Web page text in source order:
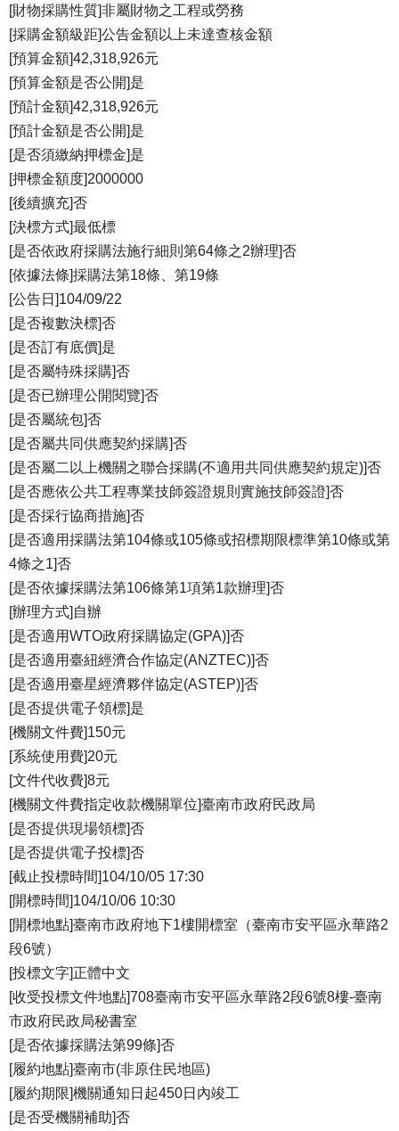
[財物採購性質]非屬財物之工程或勞務
[採購金額級距]公告金額以上未達查核金額
[預算金額]42,318,926元
[預算金額是否公開]是
[預計金額]42,318,926元
[預計金額是否公開]是
[是否須繳納押標金]是
[押標金額度]2000000
[後續擴充]否
[決標方式]最低標
[是否依政府採購法施行細則第64條之2辦理]否
[依據法條]採購法第18條、第19條
[公告日]104/09/22
[是否複數決標]否
[是否訂有底價]是
[是否屬特殊採購]否
[是否已辦理公開閱覽]否
[是否屬統包]否
[是否屬共同供應契約採購]否
[是否屬二以上機關之聯合採購(不適用共同供應契約規定)]否
[是否應依公共工程專業技師簽證規則實施技師簽證]否
[是否採行協商措施]否
[是否適用採購法第104條或105條或招標期限標準第10條或第
4條之1]否
[是否依據採購法第106條第1項第1款辦理]否
[辦理方式]自辦
[是否適用WTO政府採購協定(GPA)]否
[是否適用臺紐經濟合作協定(ANZTEC)]否
[是否適用臺星經濟夥伴協定(ASTEP)]否
[是否提供電子領標]是
[機關文件費]150元
[系統使用費]20元
[文件代收費]8元
[機關文件費指定收款機關單位]臺南市政府民政局
[是否提供現場領標]否
[是否提供電子投標]否
[截止投標時間]104/10/05 17:30
[開標時間]104/10/06 10:30
[開標地點]臺南市政府地下1樓開標室（臺南市安平區永華路2
段6號）
[投標文字]正體中文
[收受投標文件地點]708臺南市安平區永華路2段6號8樓-臺南
市政府民政局秘書室
[是否依據採購法第99條]否
[履約地點]臺南市(非原住民地區)
[履約期限]機關通知日起450日內竣工
[是否受機關補助]否